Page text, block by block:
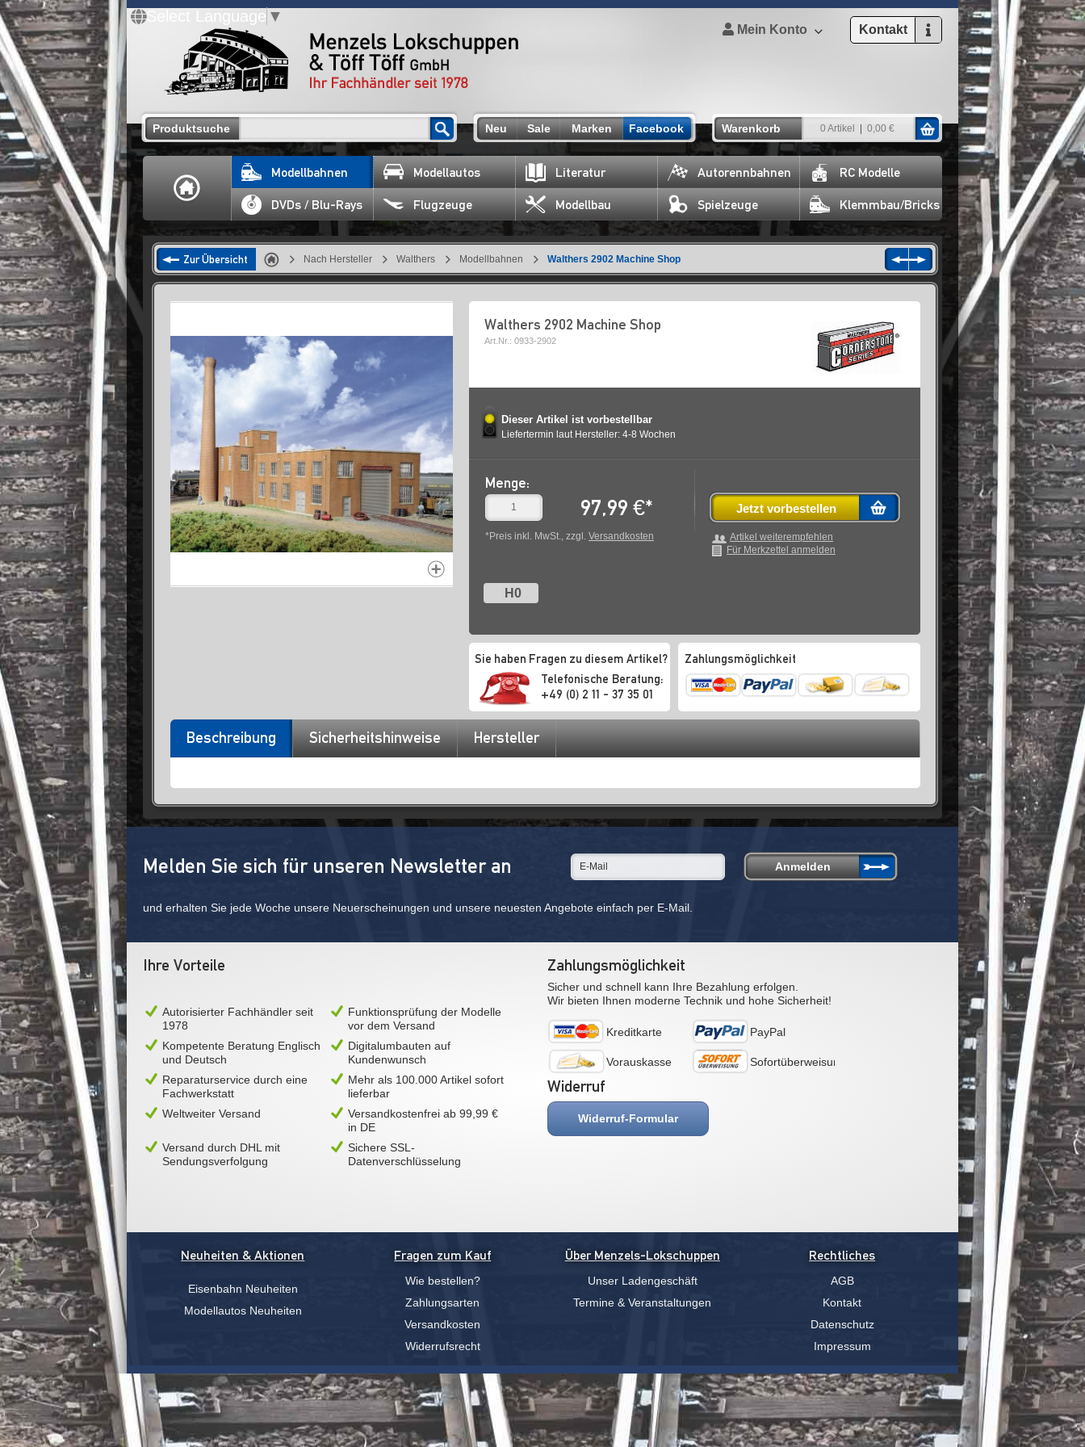
Select Language ▼
Mein Konto Kontakt
Produktsuche Neu Sale Marken Facebook Warenkorb 0 Artikel 0,00 €
Modellbahnen Modellautos Literatur Autorennbahnen RC Modelle
DVDs / Blu-Rays Flugzeuge Modellbau Spielzeuge Klemmbau/Bricks
Zur Übersicht Nach Hersteller Walthers Modellbahnen Walthers 2902 Machine Shop
Walthers 2902 Machine Shop
Art.Nr.: 0933-2902
Dieser Artikel ist vorbestellbar
Liefertermin laut Hersteller: 4-8 Wochen
Menge:
97,99 €*
*Preis inkl. MwSt., zzgl. Versandkosten
Jetzt vorbestellen
Artikel weiterempfehlen
Für Merkzettel anmelden
H0
Sie haben Fragen zu diesem Artikel?
Telefonische Beratung:
+49 (0) 2 11 - 37 35 01
Zahlungsmöglichkeit
Beschreibung Sicherheitshinweise Hersteller
Melden Sie sich für unseren Newsletter an
und erhalten Sie jede Woche unsere Neuerscheinungen und unsere neuesten Angebote einfach per E-Mail.
Ihre Vorteile
Autorisierter Fachhändler seit
1978
Funktionsprüfung der Modelle
vor dem Versand
Kompetente Beratung Englisch
und Deutsch
Digitalumbauten auf
Kundenwunsch
Reparaturservice durch eine
Fachwerkstatt
Mehr als 100.000 Artikel sofort
lieferbar
Weltweiter Versand
Versandkostenfrei ab 99,99 €
in DE
Versand durch DHL mit
Sendungsverfolgung
Sichere SSL-
Datenverschlüsselung
Zahlungsmöglichkeit
Sicher und schnell kann Ihre Bezahlung erfolgen.
Wir bieten Ihnen moderne Technik und hohe Sicherheit!
Kreditkarte PayPal
Vorauskasse Sofortüberweisung
Widerruf
Widerruf-Formular
Neuheiten & Aktionen
Eisenbahn Neuheiten
Modellautos Neuheiten
Fragen zum Kauf
Wie bestellen?
Zahlungsarten
Versandkosten
Widerrufsrecht
Über Menzels-Lokschuppen
Unser Ladengeschäft
Termine & Veranstaltungen
Rechtliches
AGB
Kontakt
Datenschutz
Impressum